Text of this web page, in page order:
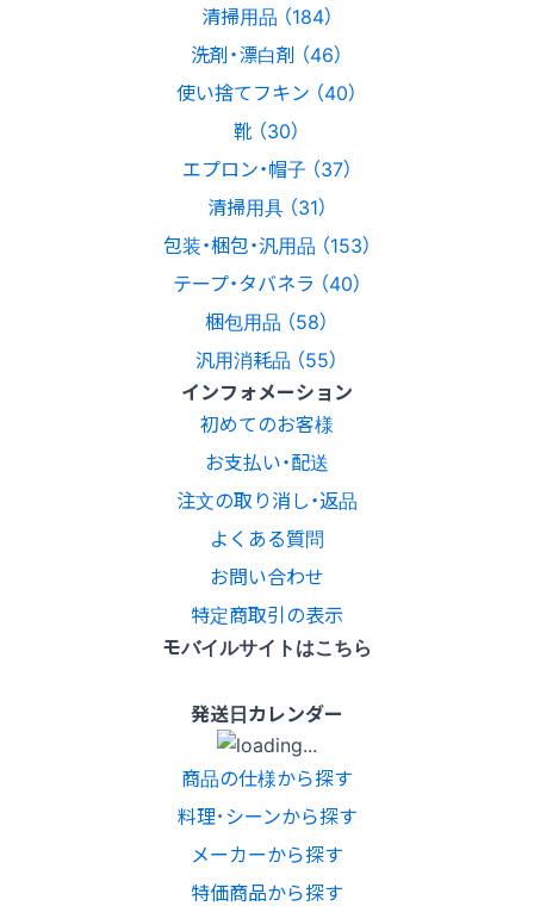
清掃用品 （184）
洗剤・漂白剤 （46）
使い捨てフキン （40）
靴 （30）
エプロン・帽子 （37）
清掃用具 （31）
包装・梱包・汎用品 （153）
テープ・タバネラ （40）
梱包用品 （58）
汎用消耗品 （55）
インフォメーション
初めてのお客様
お支払い・配送
注文の取り消し・返品
よくある質問
お問い合わせ
特定商取引の表示
モバイルサイトはこちら
発送日カレンダー
商品の仕様から探す
料理･シーンから探す
メーカーから探す
特価商品から探す